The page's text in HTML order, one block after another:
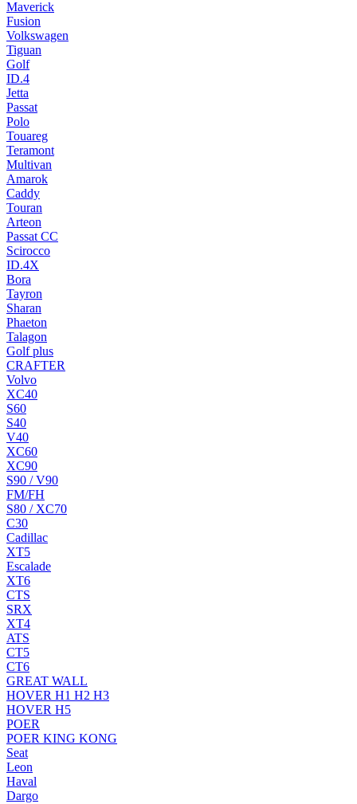
Maverick
Fusion
Volkswagen
Tiguan
Golf
ID.4
Jetta
Passat
Polo
Touareg
Teramont
Multivan
Amarok
Caddy
Touran
Arteon
Passat CC
Scirocco
ID.4X
Bora
Tayron
Sharan
Phaeton
Talagon
Golf plus
CRAFTER
Volvo
XC40
S60
S40
V40
XC60
XC90
S90 / V90
FM/FH
S80 / XC70
C30
Cadillac
XT5
Escalade
XT6
CTS
SRX
XT4
ATS
CT5
CT6
GREAT WALL
HOVER H1 H2 H3
HOVER H5
POER
POER KING KONG
Seat
Leon
Haval
Dargo